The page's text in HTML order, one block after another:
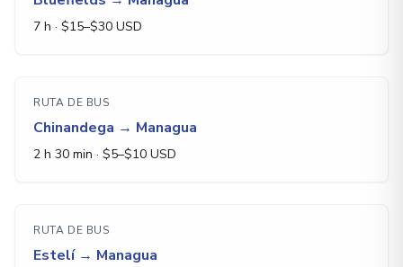
7 h · $15–$30 USD
RUTA DE BUS
Chinandega → Managua
2 h 30 min · $5–$10 USD
RUTA DE BUS
Estelí→ Managua